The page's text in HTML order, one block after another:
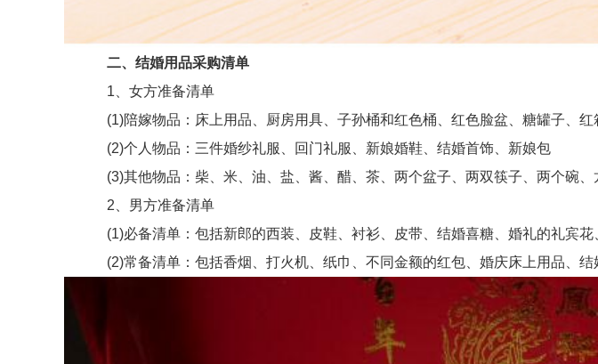
二、结婚用品采购清单
1、女方准备清单
(1)陪嫁物品：床上用品、厨房用具、子孙桶和红色桶、红色脸盆、糖罐子、红
(2)个人物品：三件婚纱礼服、回门礼服、新娘婚鞋、结婚首饰、新娘包
(3)其他物品：柴、米、油、盐、酱、醋、茶、两个盆子、两双筷子、两个碗、
2、男方准备清单
(1)必备清单：包括新郎的西装、皮鞋、衬衫、皮带、结婚喜糖、婚礼的礼宾花
(2)常备清单：包括香烟、打火机、纸巾、不同金额的红包、婚庆床上用品、结